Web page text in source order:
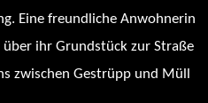
Eine freundliche Anwohnerin
ihr Grundstück zur Straße
zwischen Gestrüpp und Müll